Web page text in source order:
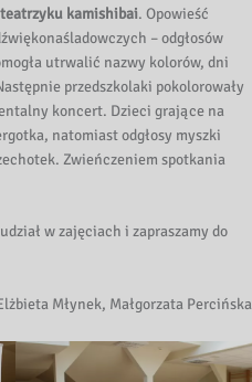
teatrzyku kamishibai. Opowieść
– odgłosów
utrwalić nazwy kolorów, dni
przedszkolaki pokolorowały
koncert. Dzieci grające na
natomiast odgłosy myszki
Zwieńczeniem spotkania
w zajęciach i zapraszamy do
Młynek, Małgorzata Percińska